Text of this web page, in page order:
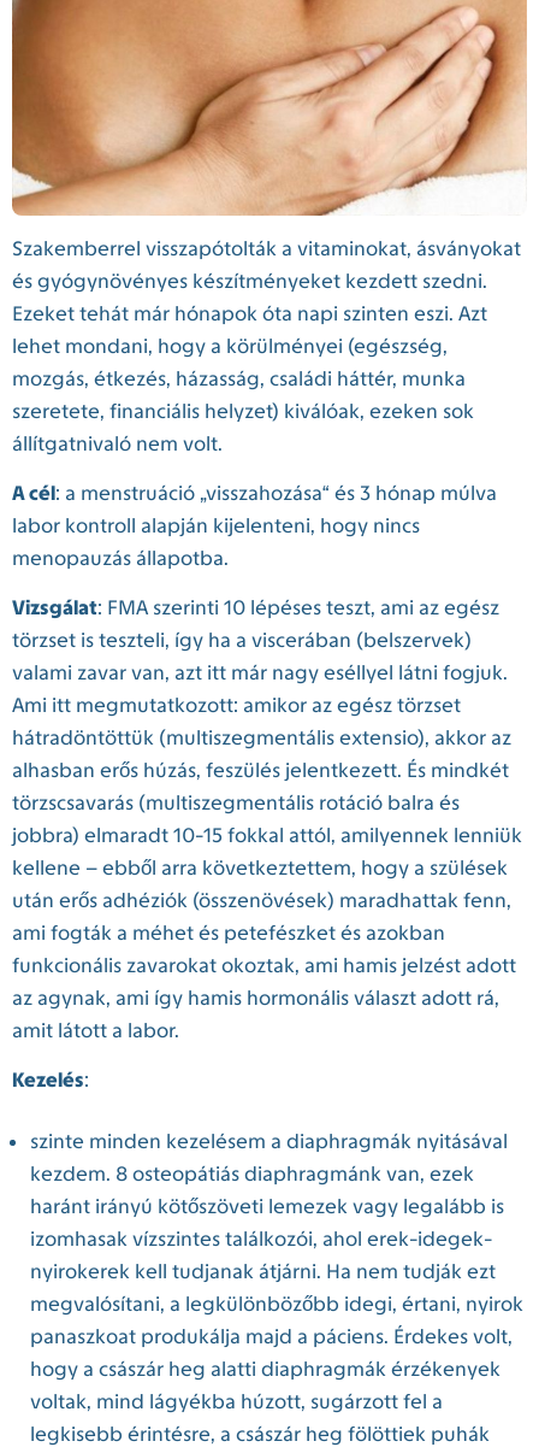
Szakemberrel visszapótolták a vitaminokat, ásványokat
és gyógynövényes készítményeket kezdett szedni.
Ezeket tehát már hónapok óta napi szinten eszi. Azt
lehet mondani, hogy a körülményei (egészség,
mozgás, étkezés, házasság, családi háttér, munka
szeretete, financiális helyzet) kiválóak, ezeken sok
állítgatnivaló nem volt.
A cél: a menstruáció „visszahozása“ és 3 hónap múlva
labor kontroll alapján kijelenteni, hogy nincs
menopauzás állapotba.
Vizsgálat: FMA szerinti 10 lépéses teszt, ami az egész
törzset is teszteli, így ha a viscerában (belszervek)
valami zavar van, azt itt már nagy eséllyel látni fogjuk.
Ami itt megmutatkozott: amikor az egész törzset
hátradöntöttük (multiszegmentális extensio), akkor az
alhasban erős húzás, feszülés jelentkezett. És mindkét
törzscsavarás (multiszegmentális rotáció balra és
jobbra) elmaradt 10-15 fokkal attól, amilyennek lenniük
kellene – ebből arra következtettem, hogy a szülések
után erős adhéziók (összenövések) maradhattak fenn,
ami fogták a méhet és petefészket és azokban
funkcionális zavarokat okoztak, ami hamis jelzést adott
az agynak, ami így hamis hormonális választ adott rá,
amit látott a labor.
Kezelés:
szinte minden kezelésem a diaphragmák nyitásával
kezdem. 8 osteopátiás diaphragmánk van, ezek
haránt irányú kötőszöveti lemezek vagy legalább is
izomhasak vízszintes találkozói, ahol erek-idegek-
nyirokerek kell tudjanak átjárni. Ha nem tudják ezt
megvalósítani, a legkülönbözőbb idegi, értani, nyirok
panaszkoat produkálja majd a páciens. Érdekes volt,
hogy a császár heg alatti diaphragmák érzékenyek
voltak, mind lágyékba húzott, sugárzott fel a
legkisebb érintésre, a császár heg fölöttiek puhák